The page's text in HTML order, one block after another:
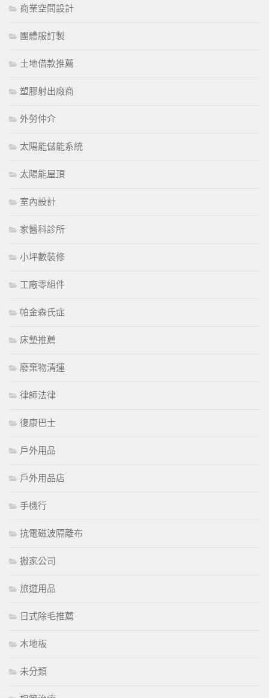
商業空間設計
團體服訂製
土地借款推薦
塑膠射出廠商
外勞仲介
太陽能儲能系統
太陽能屋頂
室內設計
家醫科診所
小坪數裝修
工廠零組件
帕金森氏症
床墊推薦
廢棄物清運
律師法律
復康巴士
戶外用品
戶外用品店
手機行
抗電磁波隔離布
搬家公司
旅遊用品
日式除毛推薦
木地板
未分類